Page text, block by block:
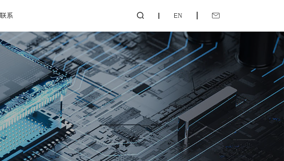
联系  EN 